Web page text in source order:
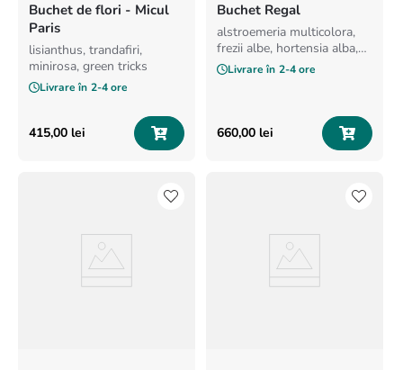
Buchet de flori - Micul
Paris
lisianthus, trandafiri,
minirosa, green tricks
Livrare în 2-4 ore
415,00 lei
Buchet Regal
alstroemeria multicolora,
frezii albe, hortensia alba,
hypericum roz, lisianthus
roz, trandafiri albi
Livrare în 2-4 ore
660,00 lei